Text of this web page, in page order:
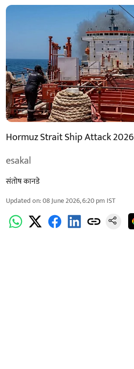
Hormuz Strait Ship Attack 2026
esakal
संतोष कानडे
Updated on:08 June 2026, 6:20 pm IST